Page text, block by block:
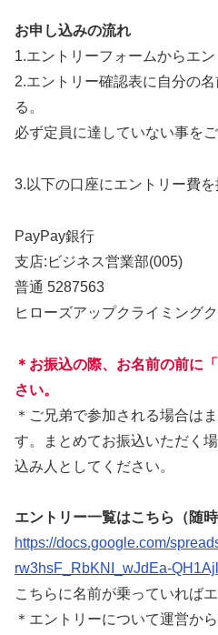
お申し込みの流れ
1.エントリーフォームからエ
2.エントリー確認表に自分の
る。
必ず定員に達していない事を
3.以下の口座にエントリー費
PayPay銀行
支店:ビジネス営業部(005)
普通 5287563
ヒローズアップクライミング
＊お振込の際、お名前の前に
さい。
＊ご兄弟で参加される場合は
す。まとめてお振込いただく
込み人としてください。
エントリー一覧はこちら（随時
https://docs.google.com/
rw3hsF_RbKNI_wJdEa-
こちらに名前が乗っていれば
＊エントリーについて運営か